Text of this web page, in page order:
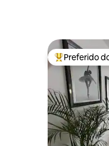
Entre os
Preferido